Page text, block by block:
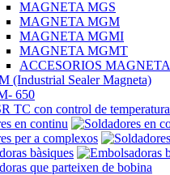
MAGNETA MGS
MAGNETA MGM
MAGNETA MGMI
MAGNETA MGMT
ACCESORIOS MAGNETA
(Industrial Sealer Magneta)
650
TC con control de temperatura
en continu
per a complexos
bàsiques
que parteixen de bobina